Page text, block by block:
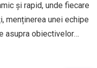
și rapid, unde fiecare
menținerea unei echipe
asupra obiectivelor